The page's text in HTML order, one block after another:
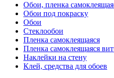
Обои, пленка
Обои под покраску
Обои
Стеклообои
Пленка самоклеящаяся
Пленка самоклеящаяся
Наклейки на стену
Клей, средства для обоев